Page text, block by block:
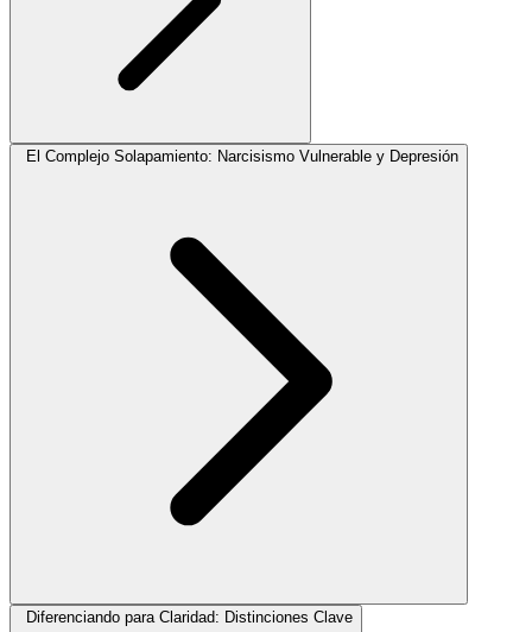
El Complejo Solapamiento: Narcisismo Vulnerable y Depresión
Diferenciando para Claridad: Distinciones Clave